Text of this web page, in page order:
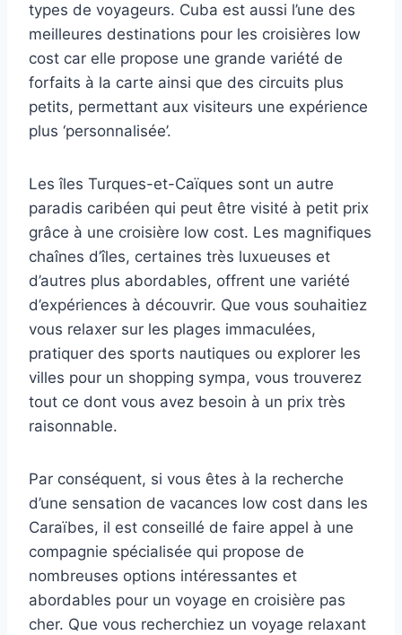
types de voyageurs. Cuba est aussi l’une des
meilleures destinations pour les croisières low
cost car elle propose une grande variété de
forfaits à la carte ainsi que des circuits plus
petits, permettant aux visiteurs une expérience
plus ‘personnalisée’.
Les îles Turques-et-Caïques sont un autre
paradis caribéen qui peut être visité à petit prix
grâce à une croisière low cost. Les magnifiques
chaînes d’îles, certaines très luxueuses et
d’autres plus abordables, offrent une variété
d’expériences à découvrir. Que vous souhaitiez
vous relaxer sur les plages immaculées,
pratiquer des sports nautiques ou explorer les
villes pour un shopping sympa, vous trouverez
tout ce dont vous avez besoin à un prix très
raisonnable.
Par conséquent, si vous êtes à la recherche
d’une sensation de vacances low cost dans les
Caraïbes, il est conseillé de faire appel à une
compagnie spécialisée qui propose de
nombreuses options intéressantes et
abordables pour un voyage en croisière pas
cher. Que vous recherchiez un voyage relaxant